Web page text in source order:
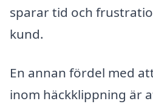
sparar tid och
kund.
En annan fördel med
inom häckklippning är